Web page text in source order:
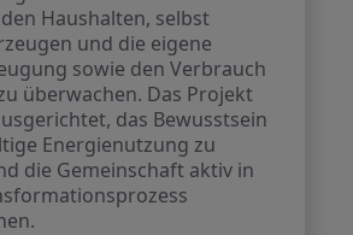
Haushalten, selbst
und die eigene
sowie den Verbrauch
überwachen. Das Projekt
das Bewusstsein
Energienutzung zu
die Gemeinschaft aktiv in